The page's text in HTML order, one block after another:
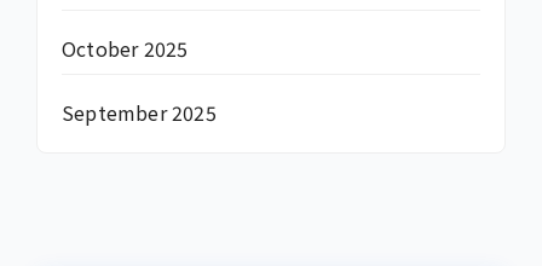
October 2025
September 2025